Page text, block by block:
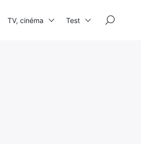
TV, cinéma Test